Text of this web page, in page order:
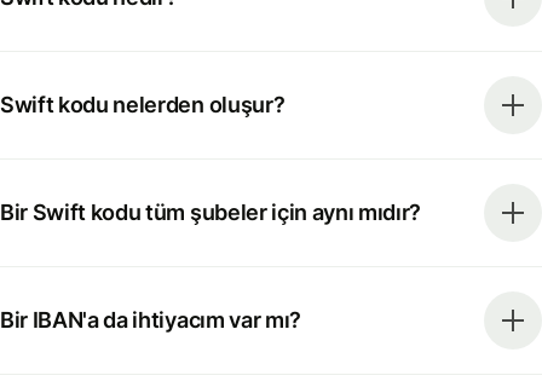
Swift kodu nelerden oluşur?
Bir Swift kodu tüm şubeler için aynı mıdır?
Bir IBAN'a da ihtiyacım var mı?